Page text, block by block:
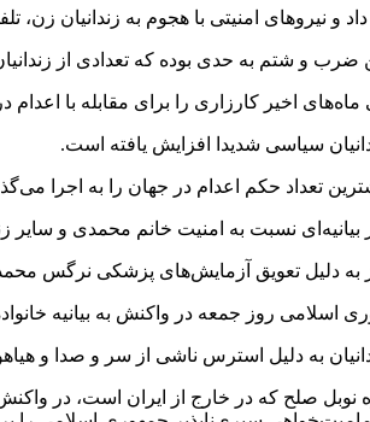
ضرب و شتم به حدی بوده که تعدادی از
اخیر کارزاری را برای مقابله با
سیاسی شدیدا افزایش یافته است.
تعداد حکم اعدام در جهان را به اجرا
به دلیل تعویق آزمایش‌های پزشکی نرگس
اسلامی روز جمعه در واکنش به بیانیه
به دلیل استرس ناشی از سر و صدا و
نوبل صلح که در خارج از ایران است، در